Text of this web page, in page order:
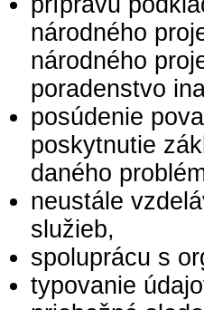
národného
národného
poradenstvo
posúdenie
poskytnutie
daného
neustále
služieb,
spoluprácu s
typovanie